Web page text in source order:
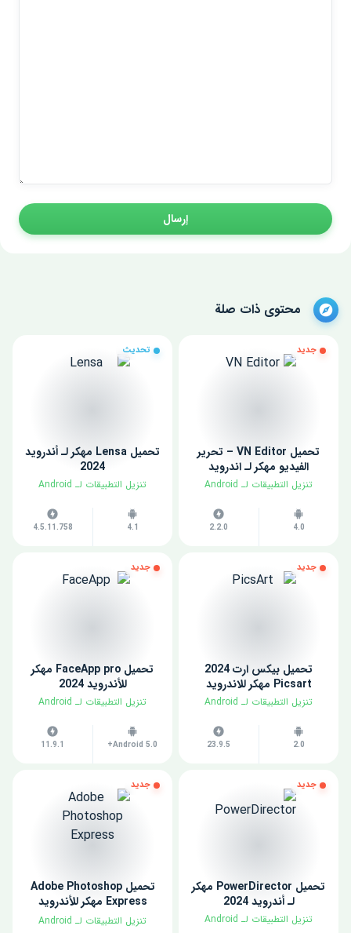
إرسال
محتوى ذات صلة
جديد
تحميل VN Editor – تحرير
الفيديو مهكر لـ اندرويد
​تنزيل التطبيقات لـ ​Android
4.0
2.2.0
تحديث
تحميل Lensa مهكر لـ أندرويد
2024
​تنزيل التطبيقات لـ ​Android
4.1
4.5.11.758
جديد
تحميل بيكس ارت 2024
Picsart مهكر للاندرويد
​تنزيل التطبيقات لـ ​Android
2.0
23.9.5
جديد
تحميل FaceApp pro مهكر
للأندرويد 2024
​تنزيل التطبيقات لـ ​Android
Android 5.0+
11.9.1
جديد
تحميل PowerDirector مهكر
لـ أندرويد 2024
​تنزيل التطبيقات لـ ​Android
جديد
تحميل Adobe Photoshop
Express مهكر للأندرويد
2024
​تنزيل التطبيقات لـ ​Android